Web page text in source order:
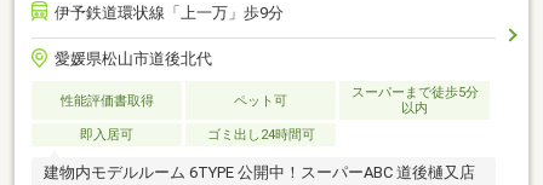
伊予鉄道環状線「上一万」歩9分
愛媛県松山市道後北代
性能評価書取得 ペット可
スーパーまで徒歩5分
以内
即入居可
ゴミ出し24時間可
建物内モデルルーム 6TYPE 公開中！スーパーABC 道後樋又店